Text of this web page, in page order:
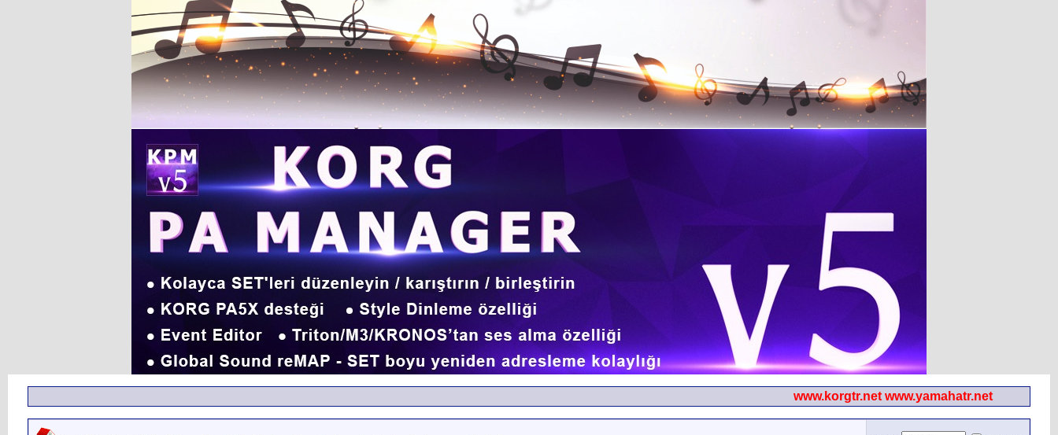
www.korgtr.net www.yamahatr.net